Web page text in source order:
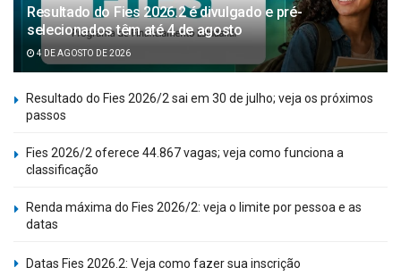
Resultado do Fies 2026.2 é divulgado e pré-
selecionados têm até 4 de agosto
4 DE AGOSTO DE 2026
Resultado do Fies 2026/2 sai em 30 de julho; veja os próximos
passos
Fies 2026/2 oferece 44.867 vagas; veja como funciona a
classificação
Renda máxima do Fies 2026/2: veja o limite por pessoa e as
datas
Datas Fies 2026.2: Veja como fazer sua inscrição